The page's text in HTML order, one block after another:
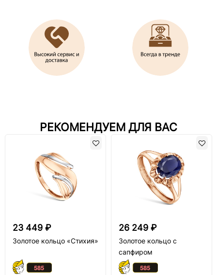
РЕКОМЕНДУЕМ ДЛЯ ВАС
23 449 ₽
Золотое кольцо «Стихия»
26 249 ₽
Золотое кольцо с
сапфиром